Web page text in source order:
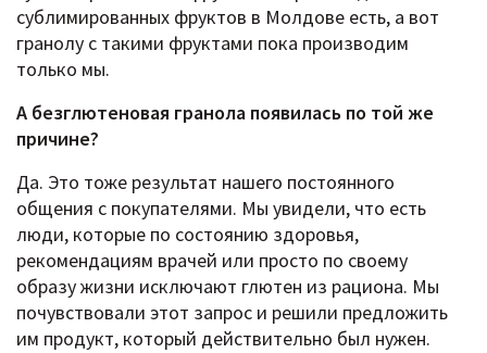
сублимированных фруктов в Молдове есть, а вот
гранолу с такими фруктами пока производим
только мы.
А безглютеновая гранола появилась по той же
причине?
Да. Это тоже результат нашего постоянного
общения с покупателями. Мы увидели, что есть
люди, которые по состоянию здоровья,
рекомендациям врачей или просто по своему
образу жизни исключают глютен из рациона. Мы
почувствовали этот запрос и решили предложить
им продукт, который действительно был нужен.